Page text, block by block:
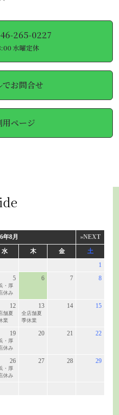
265-0227
水曜定休
でお問合せ
用ページ